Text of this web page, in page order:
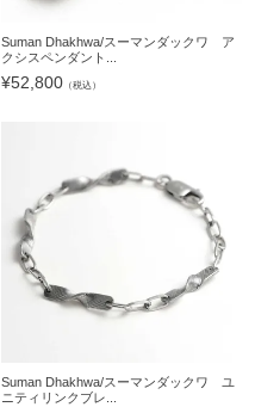
Suman Dhakhwa/スーマンダックワ ア
クシスペンダント...
¥52,800 （税込）
Suman Dhakhwa/スーマンダックワ ユ
ニティリンクブレ...